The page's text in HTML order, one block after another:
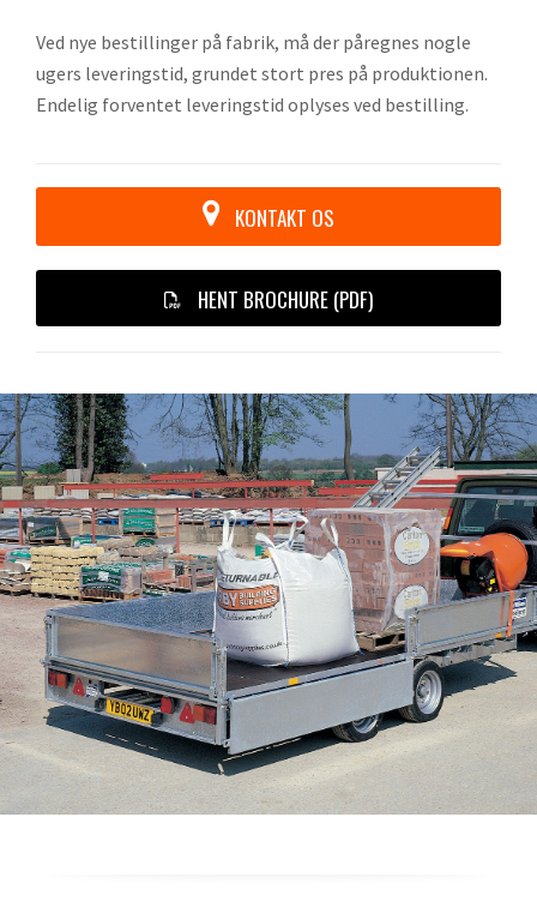
Ved nye bestillinger på fabrik, må der påregnes nogle
ugers leveringstid, grundet stort pres på produktionen.
Endelig forventet leveringstid oplyses ved bestilling.
KONTAKT OS
HENT BROCHURE (PDF)